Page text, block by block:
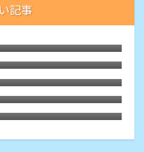
記事
取り組む物語⑩5か
取り組む物語⑨学科
視野に入った実技学
取り組む物語⑧学科
第65回試験」
取り組む物語⑦学科
JPで
取り組む物語⑥専門
習の動機と原動力